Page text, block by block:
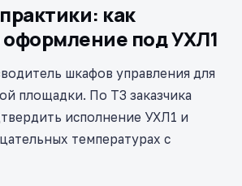
как
под УХЛ1
шкафов управления для
площадки. По ТЗ заказчика
исполнение УХЛ1 и
температурах с